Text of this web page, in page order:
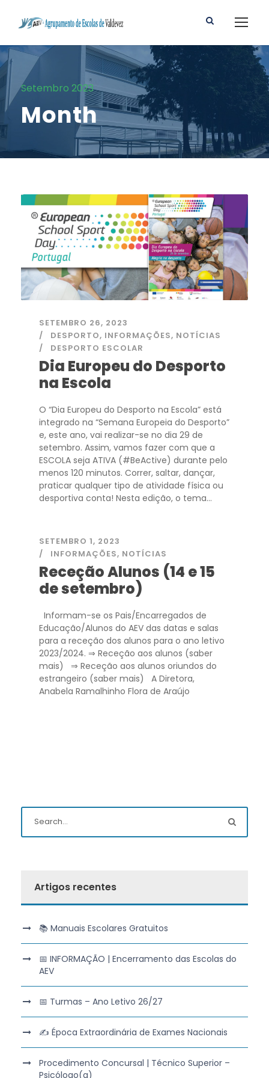
Setembro 2023
Month
SETEMBRO 26, 2023
DESPORTO, INFORMAÇÕES, NOTÍCIAS
DESPORTO ESCOLAR
Dia Europeu do Desporto
na Escola
O “Dia Europeu do Desporto na Escola” está
integrado na “Semana Europeia do Desporto”
e, este ano, vai realizar-se no dia 29 de
setembro. Assim, vamos fazer com que a
ESCOLA seja ATIVA (#BeActive) durante pelo
menos 120 minutos. Correr, saltar, dançar,
praticar qualquer tipo de atividade física ou
desportiva conta! Nesta edição, o tema...
SETEMBRO 1, 2023
INFORMAÇÕES, NOTÍCIAS
Receção Alunos (14 e 15
de setembro)
Informam-se os Pais/Encarregados de
Educação/Alunos do AEV das datas e salas
para a receção dos alunos para o ano letivo
2023/2024. ⇒ Receção aos alunos (saber
mais) ⇒ Receção aos alunos oriundos do
estrangeiro (saber mais) A Diretora,
Anabela Ramalhinho Flora de Araújo
Artigos recentes
📚 Manuais Escolares Gratuitos
📅 INFORMAÇÃO | Encerramento das Escolas do
AEV
📅 Turmas – Ano Letivo 26/27
✍️ Época Extraordinária de Exames Nacionais
Procedimento Concursal | Técnico Superior –
Psicólogo(a)